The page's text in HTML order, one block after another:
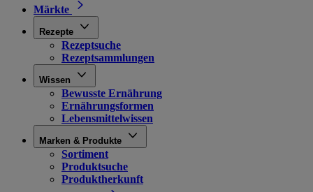
Märkte
Rezepte
Rezeptsuche
Rezeptsammlungen
Wissen
Bewusste Ernährung
Ernährungsformen
Lebensmittelwissen
Marken & Produkte
Sortiment
Produktsuche
Produktherkunft